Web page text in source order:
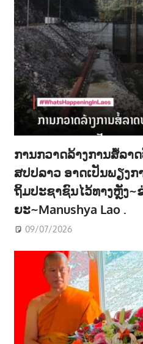
ການກວາດລ້າງການສໍ້ລາ
ສປປລາວ ອາດເປັນພຽງ
ຖິ້ມປະຊາຊົນໄວ້ທາງຫຼັງ
ຍະ~Manushya Lao .
09/07/2026